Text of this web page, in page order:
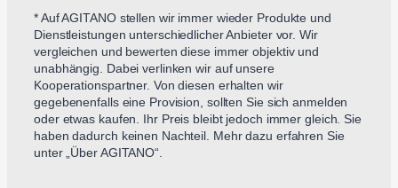
* Auf AGITANO stellen wir immer wieder Produkte und
Dienstleistungen unterschiedlicher Anbieter vor. Wir
vergleichen und bewerten diese immer objektiv und
unabhängig. Dabei verlinken wir auf unsere
Kooperationspartner. Von diesen erhalten wir
gegebenenfalls eine Provision, sollten Sie sich anmelden
oder etwas kaufen. Ihr Preis bleibt jedoch immer gleich. Sie
haben dadurch keinen Nachteil. Mehr dazu erfahren Sie
unter „Über AGITANO“.